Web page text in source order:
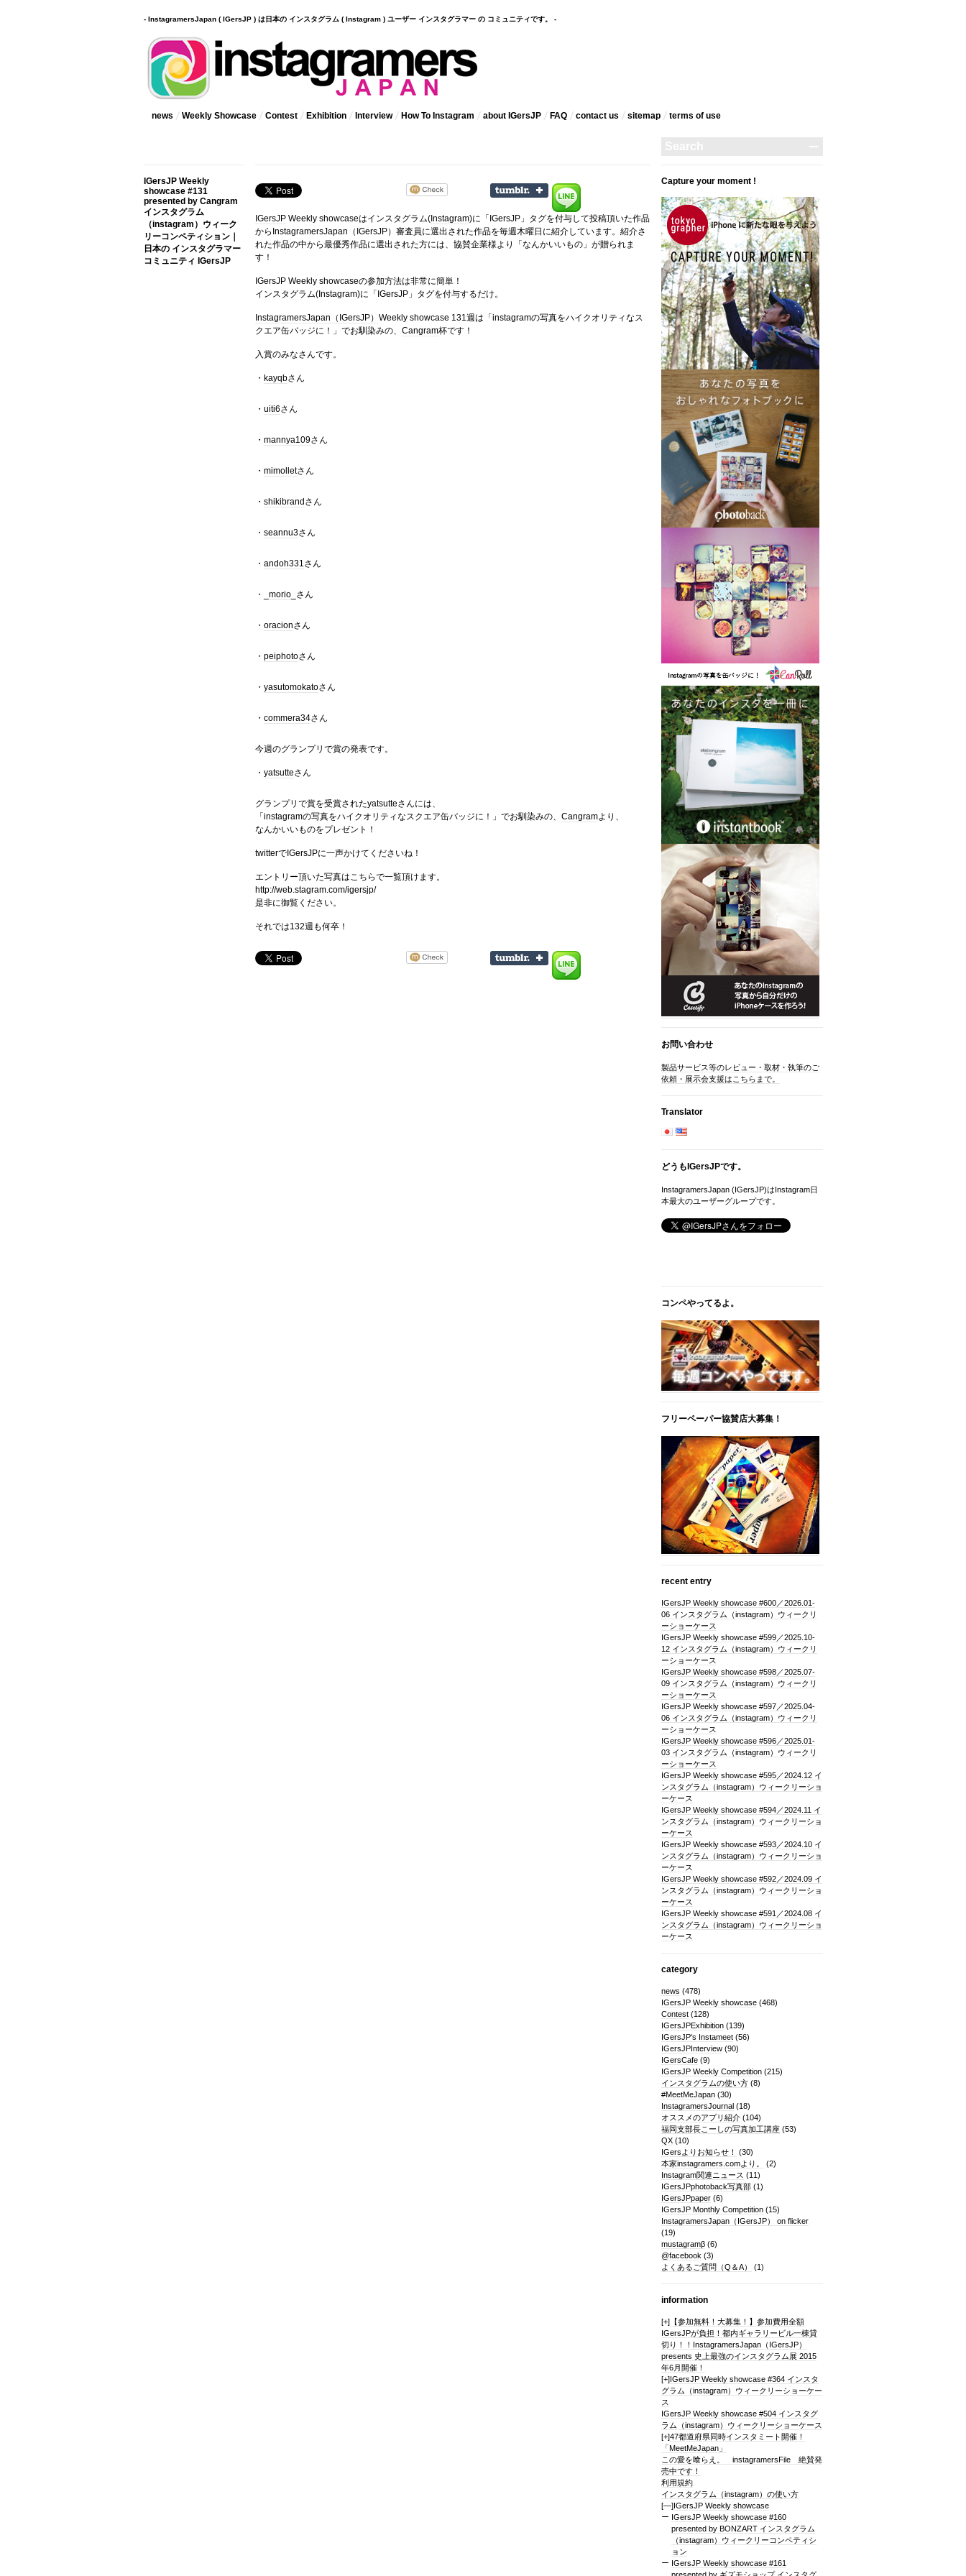
- InstagramersJapan ( IGersJP ) は日本の インスタグラム ( Instagram ) ユーザー インスタグラマー の コミュニティです。 -
news Weekly Showcase Contest Exhibition Interview How To Instagram about IGersJP FAQ contact us sitemap terms‎ of use
IGersJP Weekly
showcase #131
presented by Cangram
インスタグラム
（instagram）ウィーク
リーコンペティション｜
日本の インスタグラマー
コミュニティ IGersJP
IGersJPWeekly showcaseはインスタグラム(Instagram)に「IGersJP」タグを付与して投稿頂いた作品
からInstagramersJapan（IGersJP）審査員に選出された作品を毎週木曜日に紹介しています。紹介さ
れた作品の中から最優秀作品に選出された方には、協賛企業様より「なんかいいもの」が贈られま
す！
IGersJP Weekly showcaseの参加方法は非常に簡単！
インスタグラム(Instagram)に「IGersJP」タグを付与するだけ。
InstagramersJapan（IGersJP） Weekly showcase 131週は「instagramの写真をハイクオリティなス
クエア缶バッジに！」でお馴染みの、 Cangram杯です！
入賞のみなさんです。
・ kayqbさん
・ uiti6さん
・ mannya109さん
・ mimolletさん
・ shikibrand さん
・ seannu3さん
・ andoh331さん
・ _morio_ さん
・ oracionさん
・ peiphotoさん
・ yasutomokatoさん
・ commera34さん
今週のグランプリで賞の発表です。
・ yatsutteさん
グランプリで賞を受賞されたyatsutteさんには、
「instagramの写真をハイクオリティなスクエア缶バッジに！」でお馴染みの、 Cangramより、
なんかいいものをプレゼント！
twitterでIGersJPに一声かけてくださいね！
エントリー頂いた写真はこちらで一覧頂けます。
http://web.stagram.com/igersjp/
是非に御覧ください。
それでは132週も何卒！
Capture your moment !
お問い合わせ
製品サービス等のレビュー・取材・執筆のご
依頼・展示会支援はこちらまで。
Translator
どうもIGersJPです。
InstagramersJapan (IGersJP)はInstagram日
本最大のユーザーグループです。
コンペやってるよ。
フリーペーパー協賛店大募集！
recent entry
IGersJP Weekly showcase #600／2026.01-
06 インスタグラム（instagram）ウィークリ
ーショーケース
IGersJP Weekly showcase #599／2025.10-
12 インスタグラム（instagram）ウィークリ
ーショーケース
IGersJP Weekly showcase #598／2025.07-
09 インスタグラム（instagram）ウィークリ
ーショーケース
IGersJP Weekly showcase #597／2025.04-
06 インスタグラム（instagram）ウィークリ
ーショーケース
IGersJP Weekly showcase #596／2025.01-
03 インスタグラム（instagram）ウィークリ
ーショーケース
IGersJP Weekly showcase #595／2024.12 イ
ンスタグラム（instagram）ウィークリーショ
ーケース
IGersJP Weekly showcase #594／2024.11 イ
ンスタグラム（instagram）ウィークリーショ
ーケース
IGersJP Weekly showcase #593／2024.10 イ
ンスタグラム（instagram）ウィークリーショ
ーケース
IGersJP Weekly showcase #592／2024.09 イ
ンスタグラム（instagram）ウィークリーショ
ーケース
IGersJP Weekly showcase #591／2024.08 イ
ンスタグラム（instagram）ウィークリーショ
ーケース
category
news (478)
IGersJP Weekly showcase(468)
Contest(128)
IGersJPExhibition(139)
IGersJP's Instameet(56)
IGersJPInterview(90)
IGersCafe(9)
IGersJP Weekly Competition(215)
インスタグラムの使い方(8)
#MeetMeJapan(30)
InstagramersJournal(18)
オススメのアプリ紹介(104)
福岡支部長こーしの写真加工講座(53)
QX(10)
IGersよりお知らせ！
(30)
本家instagramers.comより。
(2)
Instagram関連ニュース (11)
IGersJPphotoback写真部(1)
IGersJPpaper(6)
IGersJP Monthly Competition(15)
InstagramersJapan（IGersJP） on flicker
(19)
mustagramβ(6)
@facebook (3)
よくあるご質問（Q＆A）
(1)
information
[+]【参加無料！大募集！】参加費用全額
IGersJPが負担！都内ギャラリービル一棟貸
切り！！InstagramersJapan（IGersJP）
presents 史上最強のインスタグラム展 2015
年6月開催！
[+]IGersJP Weekly showcase #364 インスタ
グラム（instagram）ウィークリーショーケー
ス
IGersJP Weekly showcase #504 インスタグ
ラム（instagram）ウィークリーショーケース
[+]47都道府県同時インスタミート開催！
「MeetMeJapan」
この愛を喰らえ。 instagramersFile 絶賛発
売中です！
利用規約
インスタグラム（instagram）の使い方
[—]IGersJP Weekly showcase
IGersJP Weekly showcase #160
presented by BONZART インスタグラム
（instagram）ウィークリーコンペティシ
ョン
IGersJP Weekly showcase #161